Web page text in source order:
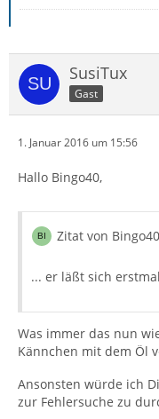
SusiTux
Gast
1. Januar 2016 um 15:56
Hallo Bingo40,
Zitat von Bingo40
... er läßt sich
Was immer das nun
Kännchen mit dem Öl
Ansonsten würde ich
zur Fehlersuche zu